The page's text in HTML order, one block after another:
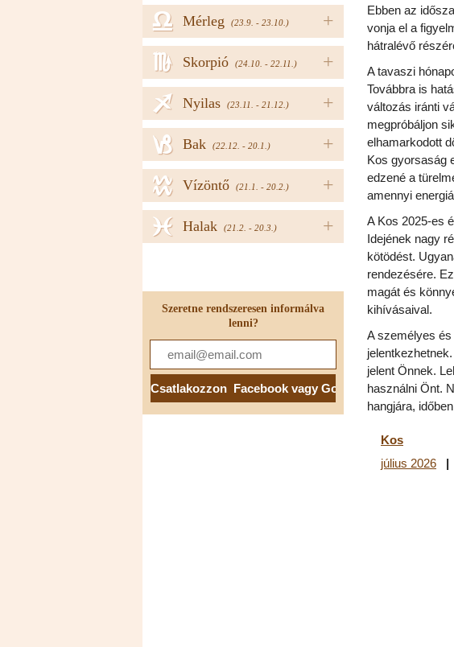
+
Mérleg (23.9. - 23.10.)
g
+
Skorpió (24.10. - 22.11.)
h
+
Nyilas (23.11. - 21.12.)
i
+
Bak (22.12. - 20.1.)
j
+
Vízöntő (21.1. - 20.2.)
k
+
Halak (21.2. - 20.3.)
l
Szeretne rendszeresen informálva
lenni?
Ebben az
vonja el a
hátralévő
A tavaszi
Továbbra is
változás iránti
megpróbáljon
elhamarkodott
Kos gyorsaság
edzené a
amennyi
A Kos 2025-es
Idejének nagy
kötödést.
rendezésére.
magát és
kihívásaival.
A személyes
jelent Önnek.
használni Önt.
hangjára,
Kos
július 2026 |